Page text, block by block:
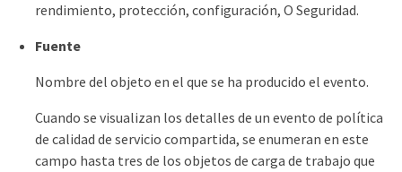
rendimiento, protección, configuración, O Seguridad.
Fuente
Nombre del objeto en el que se ha producido el evento.
Cuando se visualizan los detalles de un evento de política
de calidad de servicio compartida, se enumeran en este
campo hasta tres de los objetos de carga de trabajo que